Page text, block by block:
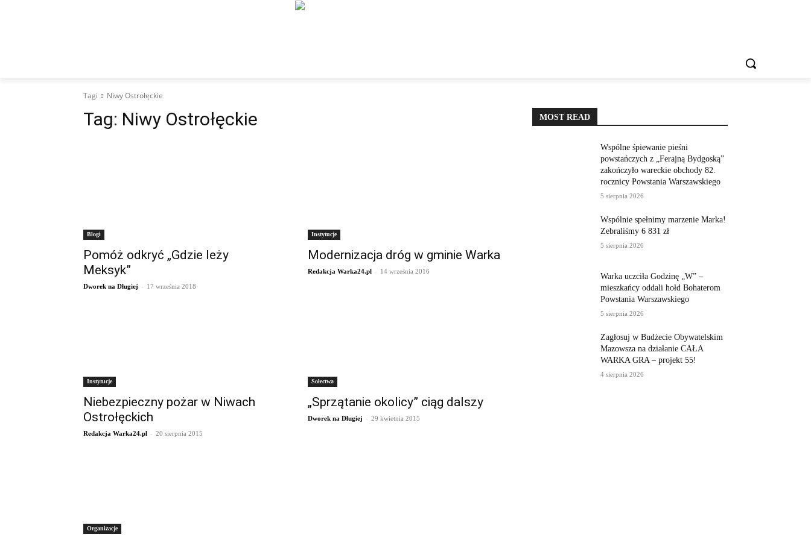
WIĘCEJ
Tagi Niwy Ostrołęckie
Tag: Niwy Ostrołęckie
Blogi
Pomóż odkryć „Gdzie leży
Meksyk”
Dworek na Długiej - 17 września 2018
Instytucje
Modernizacja dróg w gminie Warka
Redakcja Warka24.pl - 14 września 2016
Instytucje
Niebezpieczny pożar w Niwach
Ostrołęckich
Redakcja Warka24.pl - 20 sierpnia 2015
Sołectwa
„Sprzątanie okolicy” ciąg dalszy
Dworek na Długiej - 29 kwietnia 2015
Organizacje
MOST READ
Wspólne śpiewanie pieśni
powstańczych z „Ferajną Bydgoską”
zakończyło wareckie obchody 82.
rocznicy Powstania Warszawskiego
5 sierpnia 2026
Wspólnie spełnimy marzenie Marka!
Zebraliśmy 6 831 zł
5 sierpnia 2026
Warka uczciła Godzinę „W” –
mieszkańcy oddali hołd Bohaterom
Powstania Warszawskiego
5 sierpnia 2026
Zagłosuj w Budżecie Obywatelskim
Mazowsza na działanie CAŁA
WARKA GRA – projekt 55!
4 sierpnia 2026